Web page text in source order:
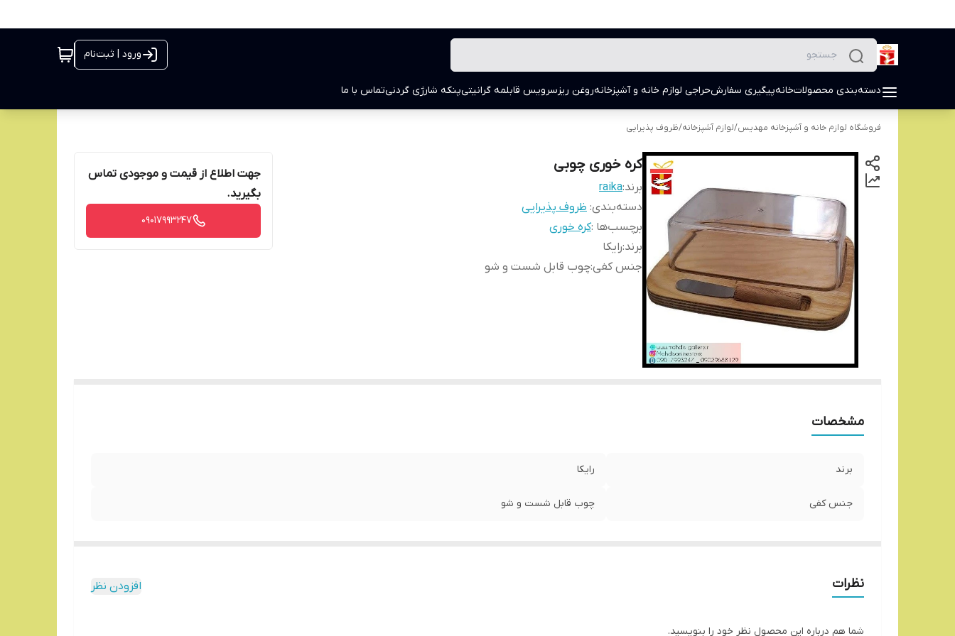
ورود | ثبت‌نام
دسته‌بندی محصولاتخانهپیگیری سفارشحراجی لوازم خانه و آشپزخانهروغن ریزسرویس قابلمه گرانیتیپنکه شارژی گردنیتماس با ما
فروشگاه لوازم خانه و آشپزخانه مهدیس/لوازم آشپزخانه/ظروف پذیرایی
کره خوری چوبی
برند:raika
دسته‌بندی: ظروف پذیرایی
برچسب‌ها :کره خوری
برند:رایکا
جنس کفی:چوب قابل شست و شو
جهت اطلاع از قیمت و موجودی تماس
بگیرید.
09017993247
مشخصات
برند رایکا
جنس کفی چوب قابل شست و شو
نظرات افزودن نظر
شما هم درباره این محصول نظر خود را بنویسید.